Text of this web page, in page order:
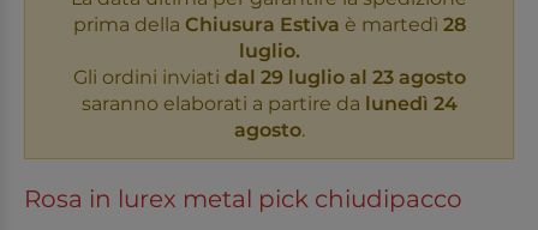
prima della Chiusura Estiva è martedì 28
luglio.
Gli ordini inviati dal 29 luglio al 23 agosto
saranno elaborati a partire da lunedì 24
agosto.
Rosa in lurex metal pick chiudipacco